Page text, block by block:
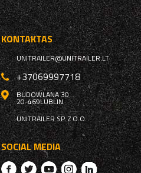
KONTAKTAS
UNITRAILER@UNITRAILER.LT
+37069997718
BUDOWLANA 30
20-469LUBLIN
UNITRAILER SP. Z O.O.
SOCIAL MEDIA